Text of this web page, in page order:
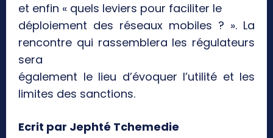
et enfin « quels leviers pour faciliter le
déploiement des réseaux mobiles ? ». La
rencontre qui rassemblera les régulateurs
sera
également le lieu d’évoquer l’utilité et les
limites des sanctions.
Ecrit par Jephté Tchemedie